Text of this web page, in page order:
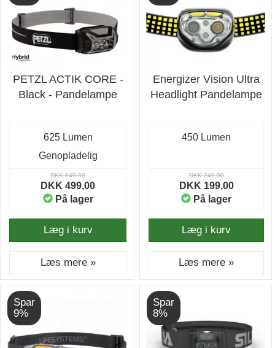
PETZL ACTIK CORE -
Black - Pandelampe
625 Lumen
Genopladelig
DKK 649,00
DKK 499,00
På lager
Læg i kurv
Læs mere »
Energizer Vision Ultra
Headlight Pandelampe
450 Lumen
DKK 249,00
DKK 199,00
På lager
Læg i kurv
Læs mere »
Spar
9%
Spar
8%